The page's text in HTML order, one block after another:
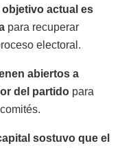
objetivo actual es
para recuperar
electoral.
abiertos a
del partido para
sostuvo que el